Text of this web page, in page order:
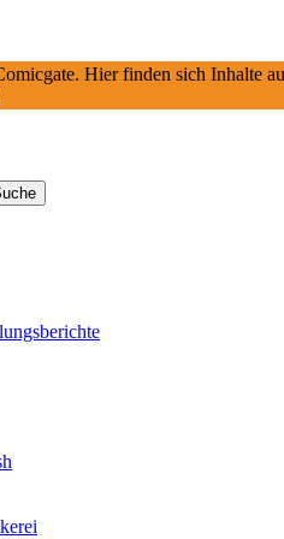
Hier finden sich Inhalte